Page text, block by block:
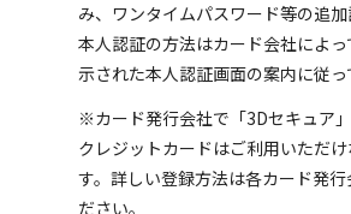
み、ワンタイムパスワード等の追加
本人認証の方法はカード会社によ
示された本人認証画面の案内に従っ
※カード発行会社で「3Dセキュア
クレジットカードはご利用いただ
す。詳しい登録方法は各カード発
ださい。